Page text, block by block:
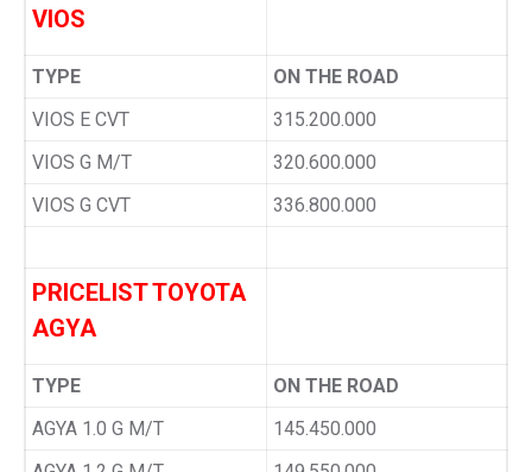
VIOS
TYPE
ON THE ROAD
VIOS E CVT
315.200.000
VIOS G M/T
320.600.000
VIOS G CVT
336.800.000
PRICELIST TOYOTA
AGYA
TYPE
ON THE ROAD
AGYA 1.0 G M/T
145.450.000